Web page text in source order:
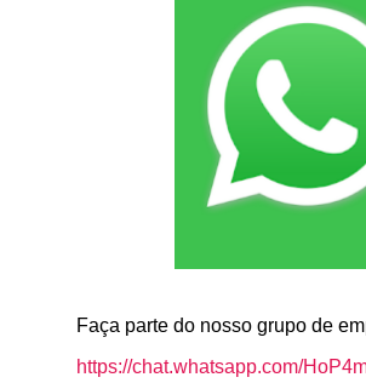
e
Faça parte do nosso grupo de
https://chat.whatsapp.com/